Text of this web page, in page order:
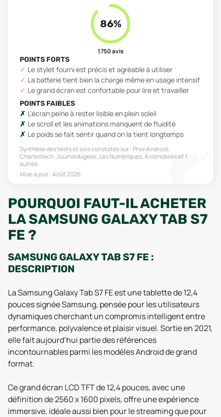
86%
1 750avis
POINTS FORTS
Le stylet fourni est précis et agréable à utiliser
La batterie tient bien la charge même en usage intensif
Le grand écran est confortable pour lire et travailler
POINTS FAIBLES
L'écran peine à rester lisible en plein soleil
Le scroll et les animations manquent de fluidité
Le poids se fait sentir quand on la tient longtemps
Synthèse des tests et avis constatés sur : PhonAndroid,
Charlestech, Journaldugeek, Les Numériques, Avismobileset 1
autres
Mise à jour :Août 2026
POURQUOI FAUT-IL ACHETER
LA SAMSUNG GALAXY TAB S7
FE ?
SAMSUNG GALAXY TAB S7 FE :
DESCRIPTION
La Samsung Galaxy Tab S7 FE est une tablette de 12,4
pouces signée Samsung, pensée pour les utilisateurs
dynamiques cherchant un compromis intelligent entre
performance, polyvalence et plaisir visuel. Sortie en 2021,
elle fait aujourd’hui partie des références
incontournables parmi les modèles Android de grand
format.
Ce grand écran LCD TFT de 12,4 pouces, avec une
définition de 2560 x 1600 pixels, offre une expérience
immersive, idéale aussi bien pour le streaming que pour